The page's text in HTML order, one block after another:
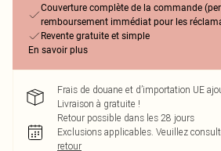
Couverture complète de la commande
remboursement immédiat pour les
Revente gratuite et simple
En savoir plus
Frais de douane et d’importation UE
Livraison à gratuite !
Retour possible dans les 28 jours
Exclusions applicables. Veuillez
retour